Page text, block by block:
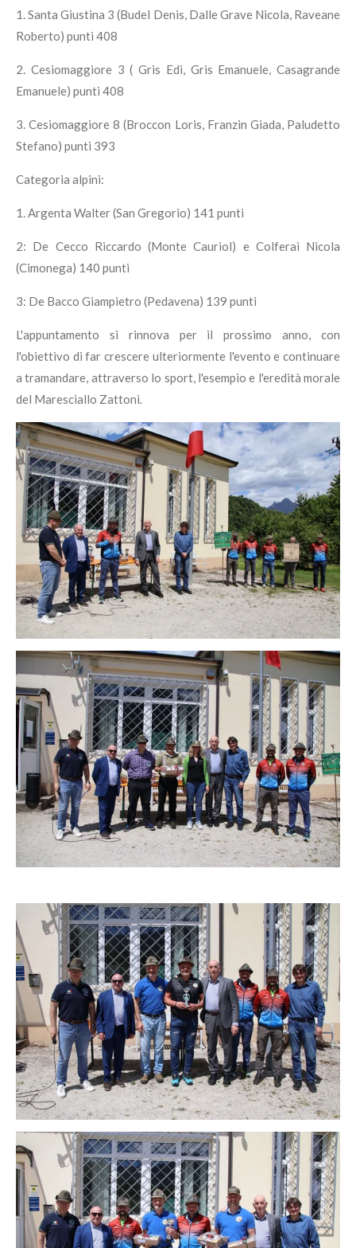
1. Santa Giustina 3 (Budel Denis, Dalle Grave Nicola, Raveane
Roberto) punti 408
2. Cesiomaggiore 3 ( Gris Edi, Gris Emanuele, Casagrande
Emanuele) punti 408
3. Cesiomaggiore 8 (Broccon Loris, Franzin Giada, Paludetto
Stefano) punti 393
Categoria alpini:
1. Argenta Walter (San Gregorio) 141 punti
2: De Cecco Riccardo (Monte Cauriol) e Colferai Nicola
(Cimonega) 140 punti
3: De Bacco Giampietro (Pedavena) 139 punti
L'appuntamento si rinnova per il prossimo anno, con
l'obiettivo di far crescere ulteriormente l'evento e continuare
a tramandare, attraverso lo sport, l'esempio e l'eredità morale
del Maresciallo Zattoni.